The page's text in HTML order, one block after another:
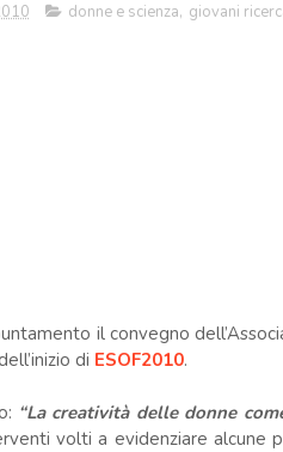
donne e scienza, giovani
il convegno
di ESOF2010.
“La creatività delle donne
volti a evidenziare alcune